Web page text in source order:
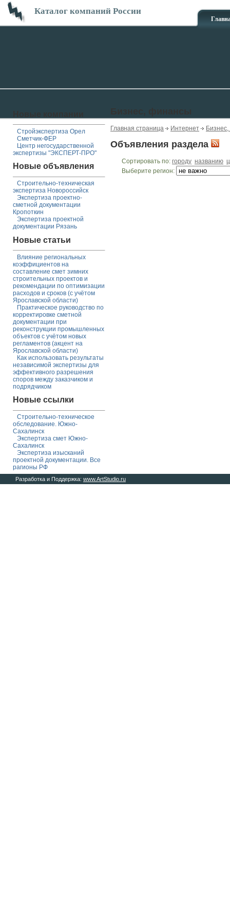
Каталог компаний России
Стройэкспертиза Орел
Сметчик-ФЕР
Центр негосударственной
экспертизы "ЭКСПЕРТ-ПРО"
Новые объявления
Строительно-техническая
экспертиза Новороссийск
Экспертиза проектно-
сметной документации
Кропоткин
Экспертиза проектной
документации Рязань
Новые статьи
Влияние региональных
коэффициентов на
составление смет зимних
строительных проектов и
рекомендации по оптимизации
расходов и сроков (с учётом
Ярославской области)
Практическое руководство по
корректировке сметной
документации при
реконструкции промышленных
объектов с учётом новых
регламентов (акцент на
Ярославской области)
Как использовать результаты
независимой экспертизы для
эффективного разрешения
споров между заказчиком и
подрядчиком
Новые ссылки
Строительно-техническое
обследование. Южно-
Сахалинск
Экспертиза смет Южно-
Сахалинск
Экспертиза изысканий
проектной документации. Все
рагионы РФ
Главная страница Интернет
Объявления раздела
Сортировать по: городу названию
Выберите регион:
Разработка и Поддержка: www.ArtStudio.ru